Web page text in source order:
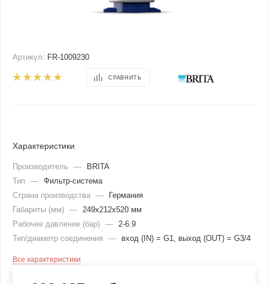
Артикул: FR-1009230
СРАВНИТЬ
Характеристики
Производитель —
BRITA
Тип
— Фильтр-система
Страна производства —
Германия
Габариты (мм) — 249х212х520 мм
Рабочее давление (бар) — 2-6.9
Тип/диаметр соединения
— вход (IN) = G1, выход (OUT) = G3/4
Все характеристики